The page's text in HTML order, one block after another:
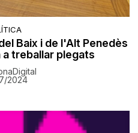
Baix i de l'Alt Penedès
treballar plegats
2024